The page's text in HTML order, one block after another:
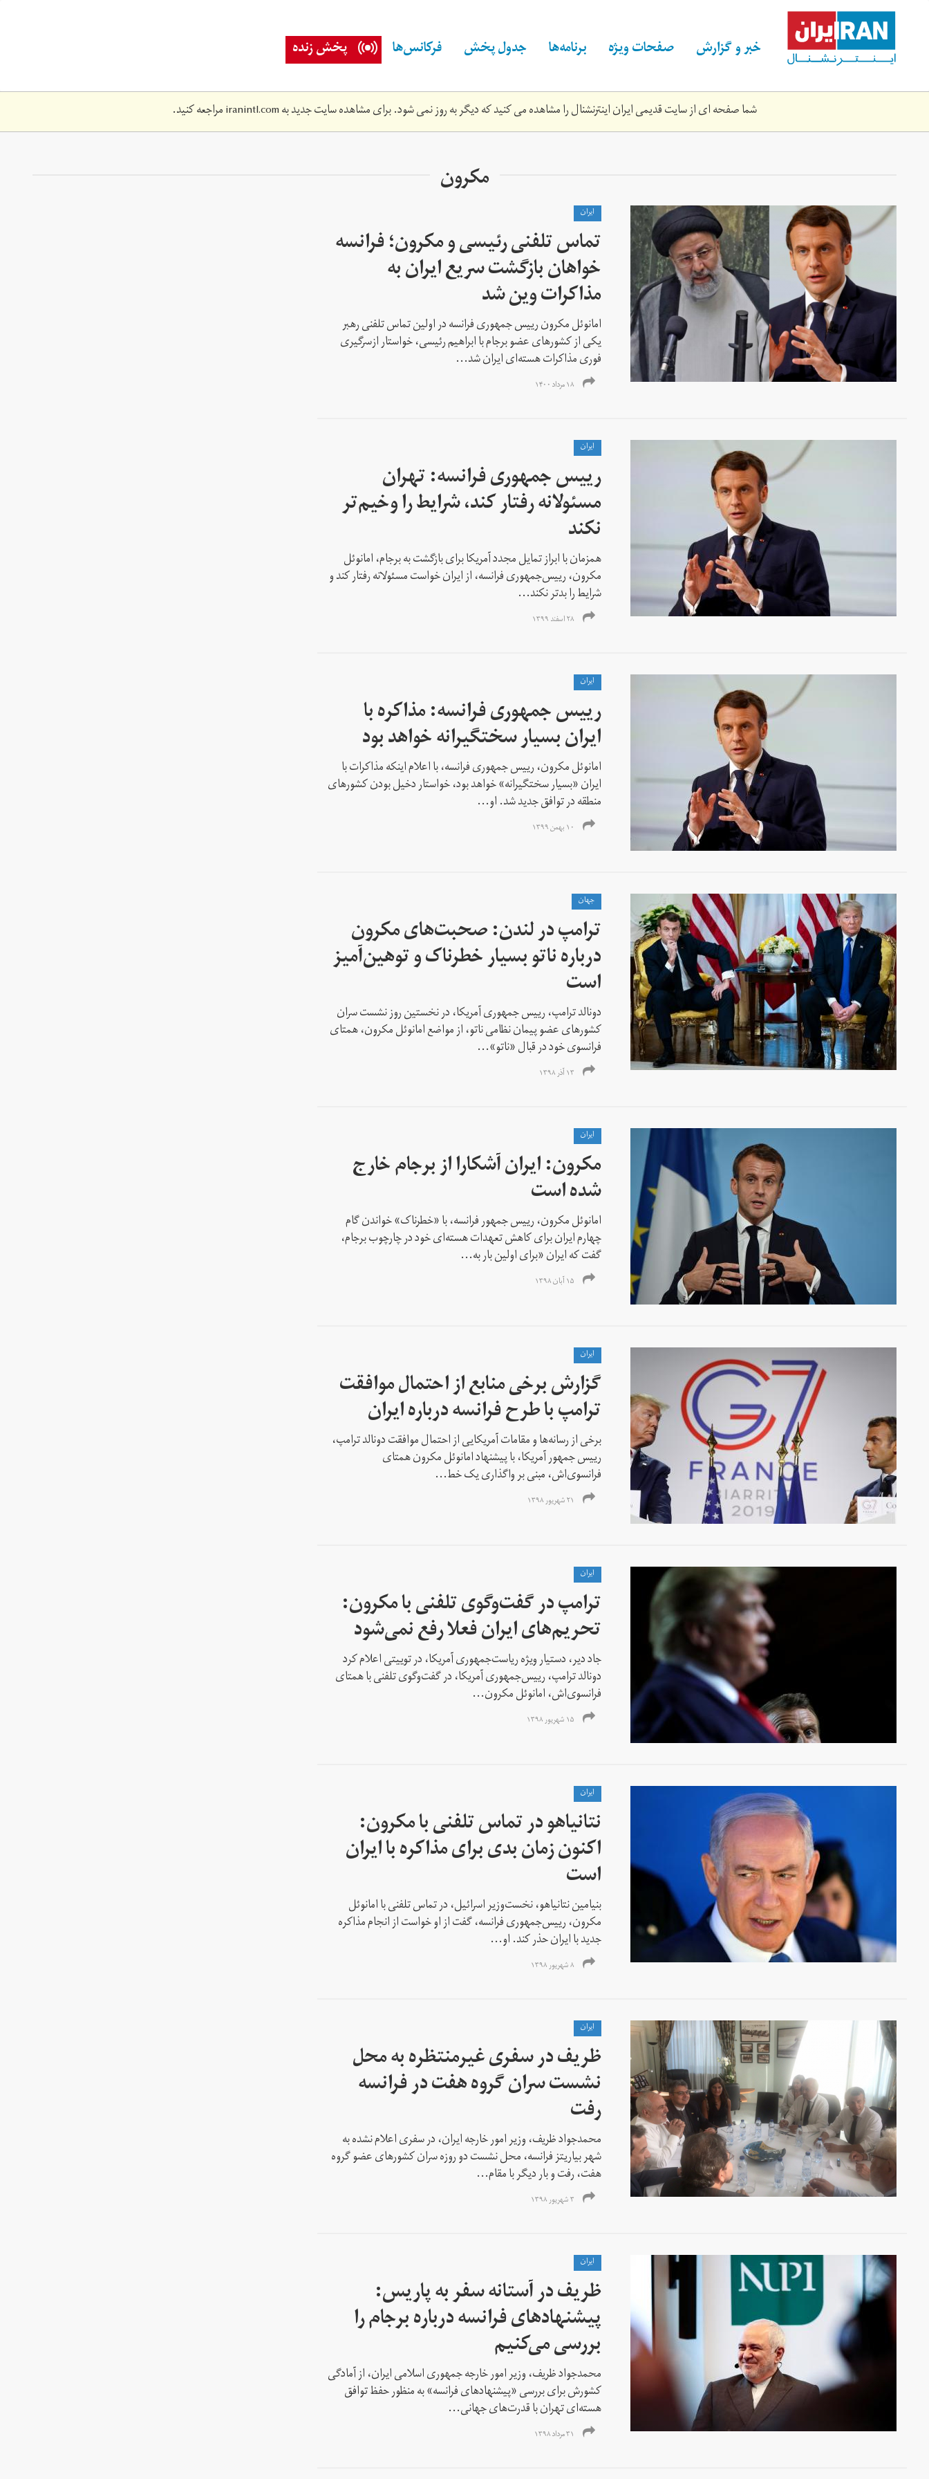
content خبر و گزارش صفحات ویژه برنامه‌ها جدول پخش فرکانس‌ها پخش زنده
شما صفحه ای از سایت قدیمی ایران اینترنشنال را مشاهده می کنید که دیگر به روز نمی شود. برای مشاهده سایت جدید بهiranintl.comمراجعه کنید.
مکرون
ايران
تماس تلفنی رئیسی و مکرون؛ فرانسه
خواهان بازگشت سریع ایران به
مذاکرات وین شد
امانوئل مکرون رییس جمهوری فرانسه در اولین تماس تلفنی رهبر
یکی از کشورهای عضو برجام با ابراهیم رئیسی، خواستار ازسرگیری
فوری مذاکرات هسته‌ای ایران شد...
۱۸ مرداد ۱۴۰۰
ايران
رییس جمهوری فرانسه: تهران
مسئولانه رفتار کند، شرایط را وخیم‌تر
نکند
همزمان با ابراز تمایل مجدد آمریکا برای بازگشت به برجام،‌ امانوئل
مکرون، رییس‌جمهوری فرانسه،‌ از ایران خواست مسئولانه رفتار کند و
شرایط را بدتر نکند...
۲۸ اسفند ۱۳۹۹
ايران
رییس جمهوری فرانسه: مذاکره با
ایران بسیار سختگیرانه خواهد بود
امانوئل مکرون، رییس جمهوری فرانسه، با اعلام اینکه مذاکرات با
ایران «بسیار سختگیرانه» خواهد بود، خواستار دخیل بودن کشورهای
منطقه در توافق جدید شد. او...
۱۰ بهمن ۱۳۹۹
جهان
ترامپ در لندن: صحبت‌های مکرون
درباره ناتو بسیار خطرناک و توهین‌آمیز
است
دونالد ترامپ، رییس جمهوری آمریکا، در نخستین روز نشست سران
کشورهای عضو پیمان نظامی ناتو، از مواضع امانوئل مکرون، همتای
فرانسوی خود در قبال «ناتو»...
۱۳ آذر ۱۳۹۸
ايران
مکرون: ایران آشکارا از برجام خارج
شده است
امانوئل مکرون، رییس جمهور فرانسه، با «خطرناک» خواندن گام
چهارم ایران برای کاهش تعهدات هسته‌ای خود در چارچوب برجام،
گفت که ایران «برای اولین بار به...
۱۵ آبان ۱۳۹۸
ايران
گزارش برخی منابع از احتمال موافقت
ترامپ با طرح فرانسه درباره ایران
برخی از رسانه‌ها و مقامات آمریکایی از احتمال موافقت دونالد ترامپ،
رییس جمهور آمریکا، با پیشنهاد امانوئل مکرون همتای
فرانسوی‌اش، مبنی بر واگذاری یک خط...
۲۱ شهریور ۱۳۹۸
ايران
ترامپ در گفت‌وگوی تلفنی با مکرون:
تحریم‌های ایران فعلا رفع نمی‌شود
جاد دیر، دستیار ویژه ریاست‌جمهوری آمریکا، در توییتی اعلام کرد
دونالد ترامپ، رییس‌جمهوری آمریکا، در گفت‌وگوی تلفنی با همتای
فرانسوی‌اش، امانوئل مکرون...
۱۵ شهریور ۱۳۹۸
ايران
نتانیاهو در تماس تلفنی با مکرون:
اکنون زمان بدی برای مذاکره با ایران
است
بنیامین نتانیاهو، نخست‌وزیر اسرائیل، در تماس تلفنی با امانوئل
مکرون، رییس‌جمهوری فرانسه، گفت از او خواست از انجام مذاکره
جدید با ایران حذر کند. او...
۸ شهریور ۱۳۹۸
ايران
ظریف در سفری غیرمنتظره به محل
نشست سران گروه هفت در فرانسه
رفت
محمدجواد ظریف، وزیر امور خارجه ایران، در سفری اعلام نشده به
شهر بیاریتز فرانسه، محل نشست دو روزه سران کشورهای عضو گروه
هفت، رفت و بار دیگر با مقام‌...
۳ شهریور ۱۳۹۸
ايران
ظریف در آستانه سفر به پاریس:
پیشنهادهای فرانسه‌ درباره برجام را
بررسی می‌کنیم
محمدجواد ظریف، وزیر امور خارجه جمهوری اسلامی ایران، از آمادگی
کشورش برای بررسی «پیشنهادهای فرانسه» به منظور حفظ توافق
هسته‌ای تهران با قدرت‌های جهانی...
۳۱ مرداد ۱۳۹۸